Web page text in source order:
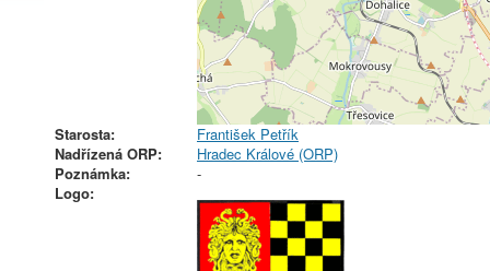
Starosta:
František Petřík
Nadřízená ORP:
Hradec Králové (ORP)
Poznámka:
-
Logo: